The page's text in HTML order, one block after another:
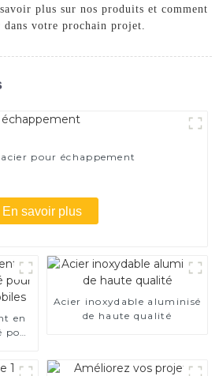
plus sur nos produits et comment
votre prochain projet.
acier pour échappement
En savoir plus
en
pour
Acier inoxydable aluminisé
de haute qualité